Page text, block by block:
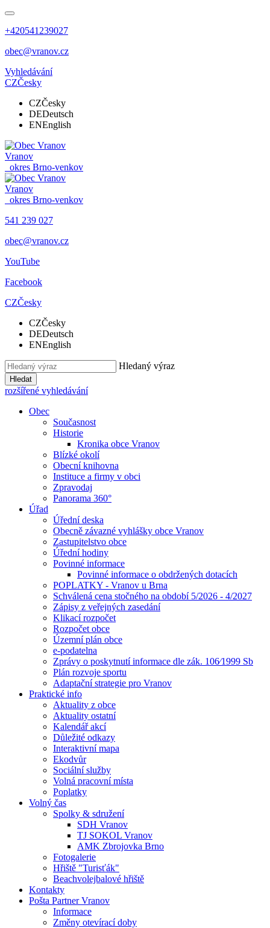
+420541239027
obec@vranov.cz
Vyhledávání
CZČesky
CZČesky
DEDeutsch
ENEnglish
Vranov
okres Brno-venkov
Vranov
okres Brno-venkov
541 239 027
obec@vranov.cz
YouTube
Facebook
CZČesky
CZČesky
DEDeutsch
ENEnglish
Hledaný výraz
Hledat
rozšířené vyhledávání
Obec
Současnost
Historie
Kronika obce Vranov
Blízké okolí
Obecní knihovna
Instituce a firmy v obci
Zpravodaj
Panorama 360°
Úřad
Úřední deska
Obecně závazné vyhlášky obce Vranov
Zastupitelstvo obce
Úřední hodiny
Povinné informace
Povinné informace o obdržených dotacích
POPLATKY - Vranov u Brna
Schválená cena stočného na období 5/2026 - 4/2027
Zápisy z veřejných zasedání
Klikací rozpočet
Rozpočet obce
Územní plán obce
e-podatelna
Zprávy o poskytnutí informace dle zák. 106⁄1999 Sb
Plán rozvoje sportu
Adaptační strategie pro Vranov
Praktické info
Aktuality z obce
Aktuality ostatní
Kalendář akcí
Důležité odkazy
Interaktivní mapa
Ekodvůr
Sociální služby
Volná pracovní místa
Poplatky
Volný čas
Spolky & sdružení
SDH Vranov
TJ SOKOL Vranov
AMK Zbrojovka Brno
Fotogalerie
Hřiště "Turisťák"
Beachvolejbalové hřiště
Kontakty
Pošta Partner Vranov
Informace
Změny otevírací doby